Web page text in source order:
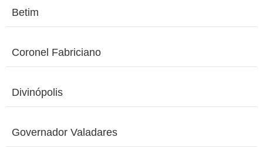
Betim
Coronel Fabriciano
Divinópolis
Governador Valadares